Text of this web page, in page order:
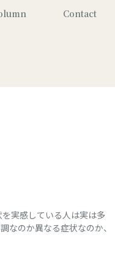
Contact
実感している人は実は多
なのか異なる症状なのか、